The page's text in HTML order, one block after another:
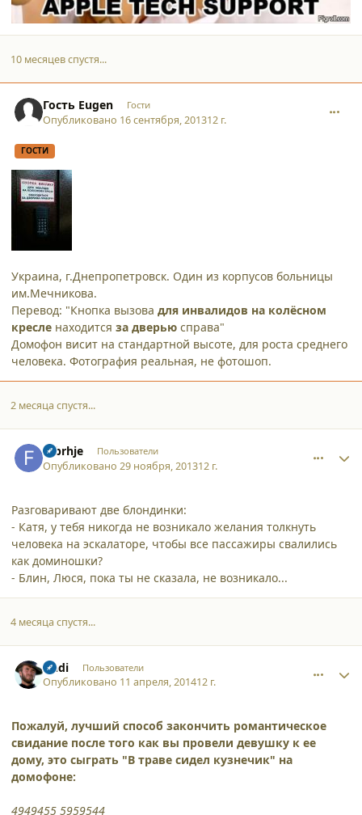
10 месяцев спустя...
Гость Eugen Гости
Опубликовано 16 сентября, 201312 г.
ГОСТИ
Украина, г.Днепропетровск. Один из корпусов больницы
им.Мечникова.
Перевод: "Кнопка вызова для инвалидов на колёсном
кресле находится за дверью справа"
Домофон висит на стандартной высоте, для роста среднего
человека. Фотография реальная, не фотошоп.
2 месяца спустя...
fdbrhje Пользователи
Опубликовано29 ноября, 201312 г.
Разговаривают две блондинки:
- Катя, у тебя никогда не возникало желания толкнуть
человека на эскалаторе, чтобы все пассажиры свалились
как доминошки?
- Блин, Люся, пока ты не сказала, не возникало...
4 месяца спустя...
Andi Пользователи
Опубликовано 11 апреля, 201412 г.
Пожалуй, лучший способ закончить романтическое
свидание после того как вы провели девушку к ее
дому, это сыграть "В траве сидел кузнечик" на
домофоне:
4949455 5959544